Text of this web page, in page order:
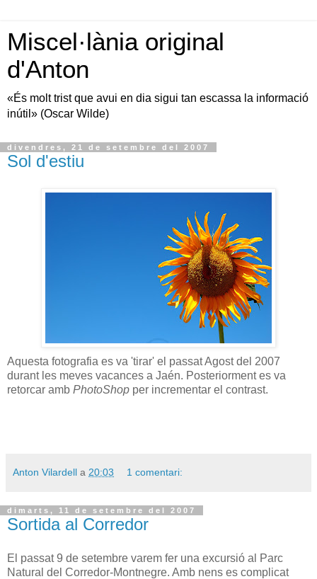
Miscel·lània original
d'Anton
«És molt trist que avui en dia sigui tan escassa la informació
inútil» (Oscar Wilde)
divendres, 21 de setembre del 2007
Sol d'estiu
Aquesta fotografia es va 'tirar' el passat Agost del 2007
durant les meves vacances a Jaén. Posteriorment es va
retorcar amb PhotoShop per incrementar el contrast.
Anton Vilardell a 20:03 1 comentari:
dimarts, 11 de setembre del 2007
Sortida al Corredor
El passat 9 de setembre varem fer una excursió al Parc
Natural del Corredor-Montnegre. Amb nens es complicat